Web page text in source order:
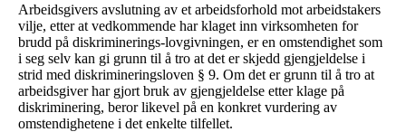
Arbeidsgivers avslutning av et arbeidsforhold mot arbeidstakers
vilje, etter at vedkommende har klaget inn virksomheten for
brudd på diskriminerings-lovgivningen, er en omstendighet som
i seg selv kan gi grunn til å tro at det er skjedd gjengjeldelse i
strid med diskrimineringsloven § 9. Om det er grunn til å tro at
arbeidsgiver har gjort bruk av gjengjeldelse etter klage på
diskriminering, beror likevel på en konkret vurdering av
omstendighetene i det enkelte tilfellet.